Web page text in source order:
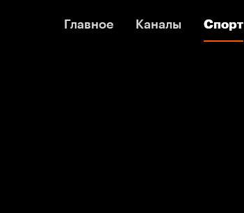
Главное Каналы Спорт
Главное Каналы Спорт